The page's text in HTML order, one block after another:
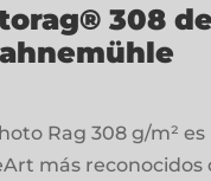
308
Rag 308 g/m² es
más